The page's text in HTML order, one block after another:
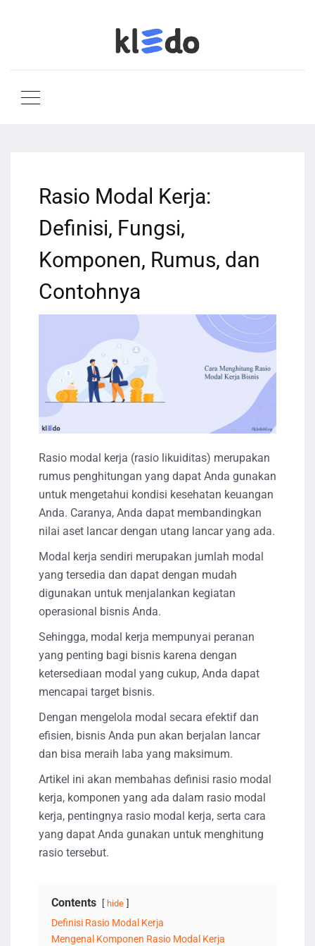
Rasio Modal Kerja:
Definisi, Fungsi,
Komponen, Rumus, dan
Contohnya
Rasio modal kerja (rasio likuiditas) merupakan
rumus penghitungan yang dapat Anda gunakan
untuk mengetahui kondisi kesehatan keuangan
Anda. Caranya, Anda dapat membandingkan
nilai aset lancar dengan utang lancar yang ada.
Modal kerja sendiri merupakan jumlah modal
yang tersedia dan dapat dengan mudah
digunakan untuk menjalankan kegiatan
operasional bisnis Anda.
Sehingga, modal kerja mempunyai peranan
yang penting bagi bisnis karena dengan
ketersediaan modal yang cukup, Anda dapat
mencapai target bisnis.
Dengan mengelola modal secara efektif dan
efisien, bisnis Anda pun akan berjalan lancar
dan bisa meraih laba yang maksimum.
Artikel ini akan membahas definisi rasio modal
kerja, komponen yang ada dalam rasio modal
kerja, pentingnya rasio modal kerja, serta cara
yang dapat Anda gunakan untuk menghitung
rasio tersebut.
Contents hide
Definisi Rasio Modal Kerja
Mengenal Komponen Rasio Modal Kerja